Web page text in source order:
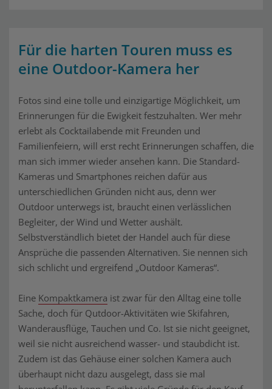
Für die harten Touren muss es
eine Outdoor-Kamera her
Fotos sind eine tolle und einzigartige Möglichkeit, um
Erinnerungen für die Ewigkeit festzuhalten. Wer mehr
erlebt als Cocktailabende mit Freunden und
Familienfeiern, will erst recht Erinnerungen schaffen, die
man sich immer wieder ansehen kann. Die Standard-
Kameras und Smartphones reichen dafür aus
unterschiedlichen Gründen nicht aus, denn wer
Outdoor unterwegs ist, braucht einen verlässlichen
Begleiter, der Wind und Wetter aushält.
Selbstverständlich bietet der Handel auch für diese
Ansprüche die passenden Alternativen. Sie nennen sich
sich schlicht und ergreifend „Outdoor Kameras“.
Eine Kompaktkamera ist zwar für den Alltag eine tolle
Sache, doch für Qutdoor-Aktivitäten wie Skifahren,
Wanderausflüge, Tauchen und Co. Ist sie nicht geeignet,
weil sie nicht ausreichend wasser- und staubdicht ist.
Zudem ist das Gehäuse einer solchen Kamera auch
überhaupt nicht dazu ausgelegt, dass sie mal